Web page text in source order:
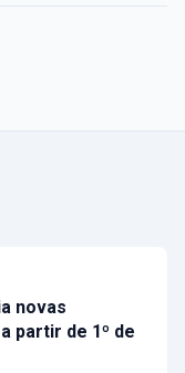
novas
partir de 1º de